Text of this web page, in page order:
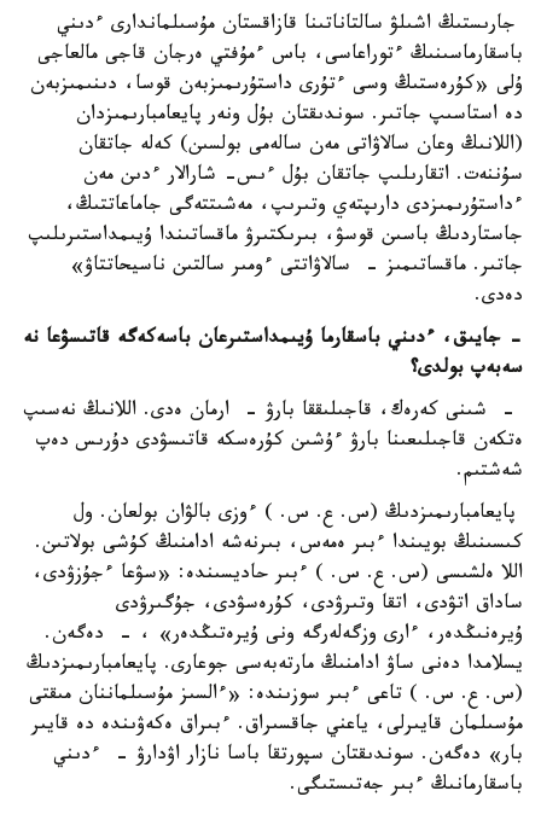
جارىستىڭ اشىلۋ سالتاناتىنا قازاقستان مۇسىلماندارى ءدىني
باسقارماسىنىڭ ءتوراعاسى، باس ءمۇفتي ەرجان قاجى مالعاجى
ۇلى «كۇرەستىڭ وسى ءتۇرى داستۇرىمىزبەن قوسا، دىنىمىزبەن
دە استاسىپ جاتىر. سوندىقتان بۇل ونەر پايعامبارىمىزدان
(اللانىڭ وعان سالاۋاتى مەن سالەمى بولسىن) كەلە جاتقان
سۇننەت. اتقارىلىپ جاتقان بۇل ءىس- شارالار ءدىن مەن
ءداستۇرىمىزدى دارىپتەي وتىرىپ، مەشىتتەگى جاماعاتتىڭ،
جاستاردىڭ باسىن قوسۋ، بىرىكتىرۋ ماقساتىندا ۇيىمداستىرىلىپ
جاتىر. ماقساتىمىز - سالاۋاتتى ءومىر سالتىن ناسيحاتتاۋ»
دەدى.
- جايىق، ءدىني باسقارما ۇيىمداستىرعان باسەكەگە قاتىسۋعا نە
سەبەپ بولدى؟
- شىنى كەرەك، قاجىلىققا بارۋ - ارمان ەدى. اللانىڭ نەسىپ
ەتكەن قاجىلىعىنا بارۋ ءۇشىن كۇرەسكە قاتىسۋدى دۇرىس دەپ
شەشتىم.
پايعامبارىمىزدىڭ (س. ع. س. ) ءوزى بالۋان بولعان. ول
كىسىنىڭ بويىندا ءبىر ەمەس، بىرنەشە ادامنىڭ كۇشى بولاتىن.
اللا ەلشىسى (س. ع. س. ) ءبىر حاديسىندە: «سۋعا ءجۇزۋدى،
ساداق اتۋدى، اتقا وتىرۋدى، كۇرەسۋدى، جۇگىرۋدى
ۇيرەنىڭدەر، ءارى وزگەلەرگە ونى ۇيرەتىڭدەر» ، - دەگەن.
يسلامدا دەنى ساۋ ادامنىڭ مارتەبەسى جوعارى. پايعامبارىمىزدىڭ
(س. ع. س. ) تاعى ءبىر سوزىندە: «ءالسىز مۇسىلماننان مىقتى
مۇسىلمان قايىرلى، ياعني جاقسىراق. ءبىراق ەكەۋىندە دە قايىر
بار» دەگەن. سوندىقتان سپورتقا باسا نازار اۋدارۋ - ءدىني
باسقارمانىڭ ءبىر جەتىستىگى.